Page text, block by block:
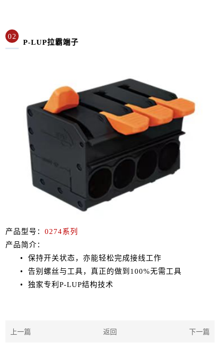
02
P-LUP拉霸端子
产品型号：0274系列
产品简介：
• 保持开关状态，亦能轻松完成接线工作
• 告别螺丝与工具，真正的做到100%无需工具
• 独家专利P-LUP结构技术
上一篇 返回 下一篇